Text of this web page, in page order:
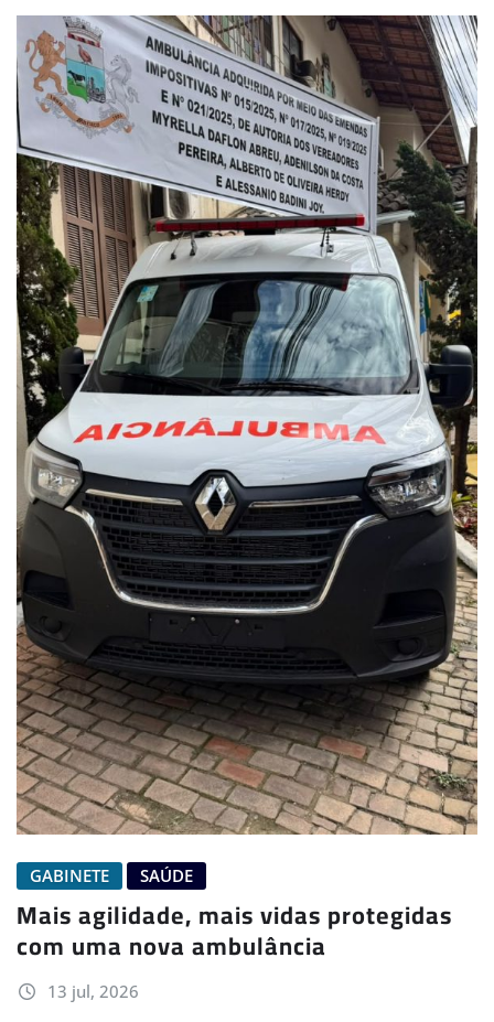
GABINETE SAÚDE
Mais agilidade, mais vidas protegidas
com uma nova ambulância
13 jul, 2026